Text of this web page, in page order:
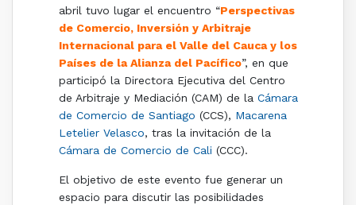
abril tuvo lugar el encuentro “Perspectivas
de Comercio, Inversión y Arbitraje
Internacional para el Valle del Cauca y los
Países de la Alianza del Pacífico”, en que
participó la Directora Ejecutiva del Centro
de Arbitraje y Mediación (CAM) de la Cámara
de Comercio de Santiago (CCS), Macarena
Letelier Velasco, tras la invitación de la
Cámara de Comercio de Cali (CCC).
El objetivo de este evento fue generar un
espacio para discutir las posibilidades